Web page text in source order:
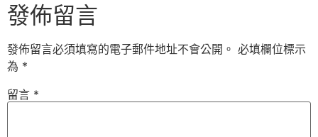
發佈留言
發佈留言必須填寫的電子郵件地址不會公開。 必填欄位標示
為 *
留言 *